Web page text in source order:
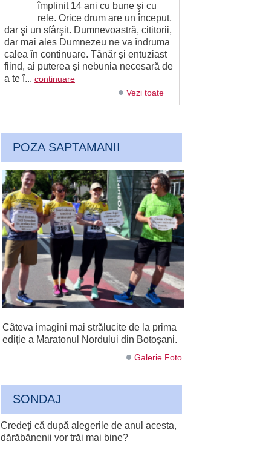
împlinit 14 ani cu bune şi cu
rele. Orice drum are un început,
dar şi un sfârşit. Dumnevoastră, cititorii,
dar mai ales Dumnezeu ne va îndruma
calea în continuare. Tânăr și entuziast
fiind, ai puterea și nebunia necesară de
a te î... continuare
Vezi toate
POZA SAPTAMANII
Câteva imagini mai strălucite de la prima
ediție a Maratonul Nordului din Botoșani.
Galerie Foto
SONDAJ
Credeți că după alegerile de anul acesta,
dărăbănenii vor trăi mai bine?